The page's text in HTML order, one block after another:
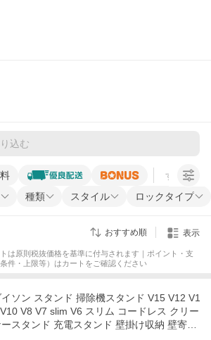
すべての条
種類 スタイル ロックタイプ
おすすめ順 表示
トは原則税抜価格を基準に付与されます｜ポイント・支
件・上限等）はカートをご確認ください
イソン スタンド 掃除機スタンド V15 V12 V1
V8 V7 slim V6 スリム コードレス クリー
スタンド 充電スタンド 壁掛け収納 壁寄せ